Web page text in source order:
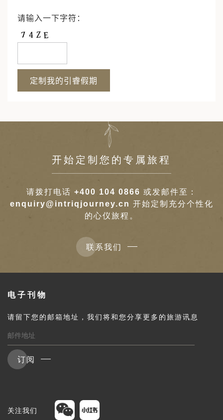
请输入一下字符：
开始定制您的专属旅程
请拨打电话 +400 104 0866 或发邮件至：
enquiry@intriqjourney.cn 开始定制充分个性化
的心仪旅程。
联系我们
电子刊物
请留下您的邮箱地址，我们将和您分享更多的旅游讯息
订阅
关注我们